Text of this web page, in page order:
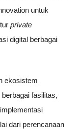
untuk
private
digital berbagai
ekosistem
fasilitas,
dari perencanaan